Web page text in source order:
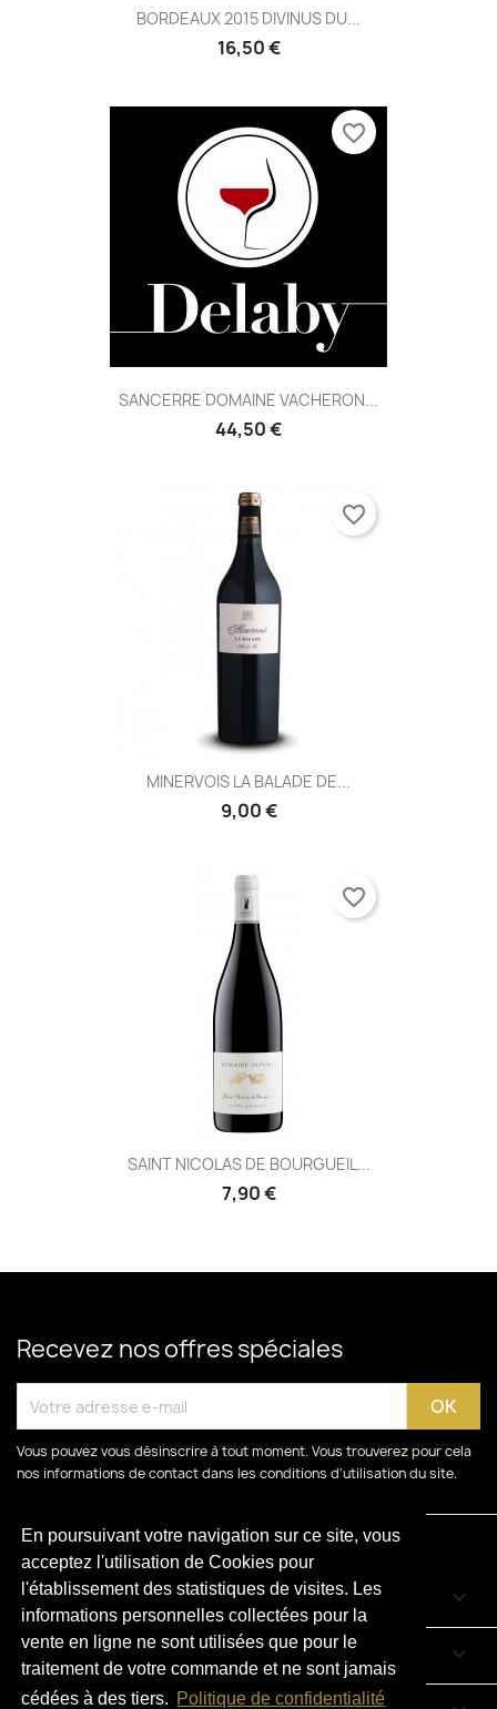
En poursuivant votre navigation sur ce site, vous
acceptez l'utilisation de Cookies pour
l'établissement des statistiques de visites. Les
informations personnelles collectées pour la
vente en ligne ne sont utilisées que pour le
traitement de votre commande et ne sont jamais
cédées à des tiers. Politique de confidentialité
BORDEAUX 2015 DIVINUS DU...
16,50 €
SANCERRE DOMAINE VACHERON...
44,50 €
favorite_border
MINERVOIS LA BALADE DE...
9,00 €
favorite_border
SAINT NICOLAS DE BOURGUEIL...
7,90 €
favorite_border
Recevez nos offres spéciales
Vous pouvez vous désinscrire à tout moment. Vous trouverez pour cela
nos informations de contact dans les conditions d'utilisation du site.
CATÉGORIES 
LIENS UTILES 